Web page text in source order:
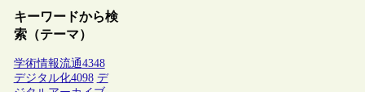
キーワードから検
索（テーマ）
学術情報流通4348
デジタル化4098 デ